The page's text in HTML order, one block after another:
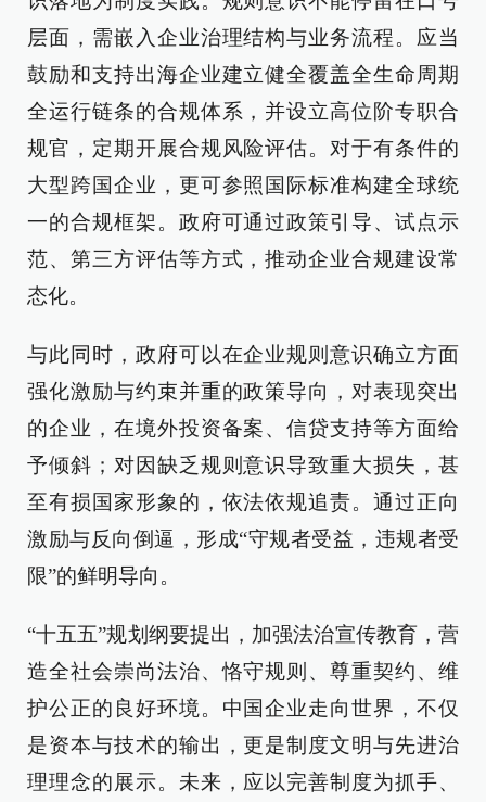
层面，需嵌入企业治理结构与业务流程。应当
鼓励和支持出海企业建立健全覆盖全生命周期
全运行链条的合规体系，并设立高位阶专职合
规官，定期开展合规风险评估。对于有条件的
大型跨国企业，更可参照国际标准构建全球统
一的合规框架。政府可通过政策引导、试点示
范、第三方评估等方式，推动企业合规建设常
态化。
与此同时，政府可以在企业规则意识确立方面
强化激励与约束并重的政策导向，对表现突出
的企业，在境外投资备案、信贷支持等方面给
予倾斜；对因缺乏规则意识导致重大损失，甚
至有损国家形象的，依法依规追责。通过正向
激励与反向倒逼，形成“守规者受益，违规者受
限”的鲜明导向。
“十五五”规划纲要提出，加强法治宣传教育，营
造全社会崇尚法治、恪守规则、尊重契约、维
护公正的良好环境。中国企业走向世界，不仅
是资本与技术的输出，更是制度文明与先进治
理理念的展示。未来，应以完善制度为抓手、